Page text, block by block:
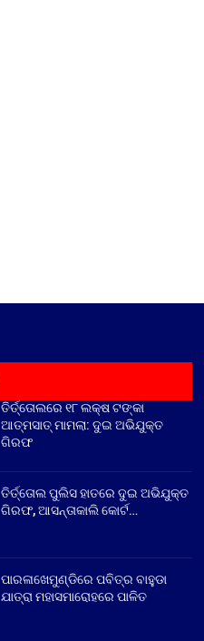
ତିର୍ତ୍ତୋଲରେ ୧୮ ଲକ୍ଷ ଟଙ୍କା
ଆତ୍ମସାତ୍ ମାମଲା: ଦୁଇ ଅଭିଯୁକ୍ତ
ଗିରଫ
ତିର୍ତ୍ତୋଲ ପୁଲିସ ହାତରେ ଦୁଇ ଅଭିଯୁକ୍ତ
ଗିରଫ, ଆସନ୍ତାକାଲି କୋର୍ଟ…
ପାରଳାଖେମୁଣ୍ଡିରେ ପବିତ୍ର ବାହୁଡା
ଯାତ୍ରା ମହାସମାରୋହରେ ପାଳିତ